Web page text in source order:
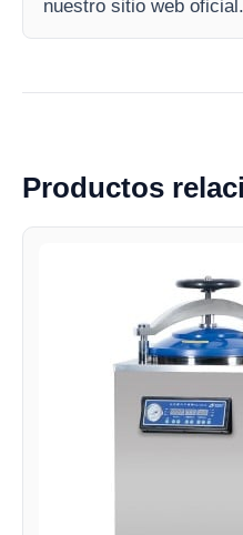
nuestro sitio web
Productos